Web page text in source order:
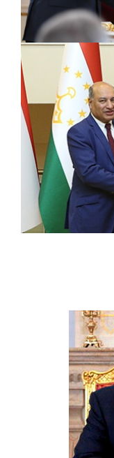
Рӯзи 12
Ҳукумати
якуми сардори
Ҷумҳурии
Турсунзода
Дастгоҳи
воситаҳои
ҷамъбасти
Ҷумҳурии